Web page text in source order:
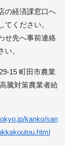
の経済課窓口へ
てください。
せ先へ事前連絡
。
15 町田市農業
騰対策農業者給
kanko/san